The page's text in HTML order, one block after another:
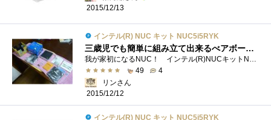
2015/12/13
インテル(R) NUC キット NUC5i5RYK
三歳児でも簡単に組み立て出来るべアボーンキット！
49
4
リンさん
2015/12/12
インテル(R) NUC キット NUC5i5RYK